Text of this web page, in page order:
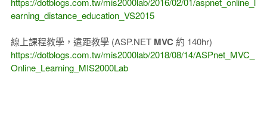
earning_distance_education_VS2015
線上課程教學，遠距教學 (ASP.NET MVC 約 140hr)
https://dotblogs.com.tw/mis2000lab/2018/08/14/ASPnet_MVC_
Online_Learning_MIS2000Lab